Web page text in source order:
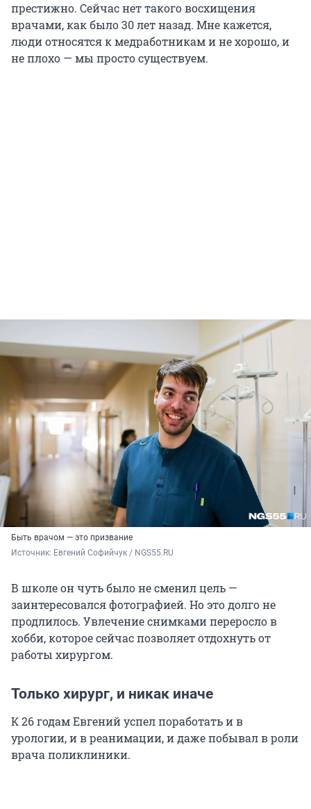
престижно. Сейчас нет такого восхищения
врачами, как было 30 лет назад. Мне кажется,
люди относятся к медработникам и не хорошо, и
не плохо — мы просто существуем.
Быть врачом — это призвание
Источник: Евгений Софийчук / NGS55.RU
В школе он чуть было не сменил цель —
заинтересовался фотографией. Но это долго не
продлилось. Увлечение снимками переросло в
хобби, которое сейчас позволяет отдохнуть от
работы хирургом.
Только хирург, и никак иначе
К 26 годам Евгений успел поработать и в
урологии, и в реанимации, и даже побывал в роли
врача поликлиники.